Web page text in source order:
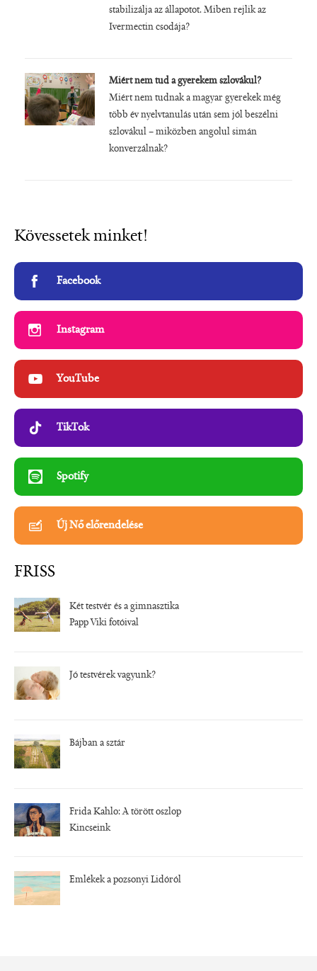
stabilizálja az állapotot. Miben rejlik az
Ivermectin csodája?
Miért nem tud a gyerekem szlovákul?
Miért nem tudnak a magyar gyerekek még
több év nyelvtanulás után sem jól beszélni
szlovákul – miközben angolul simán
konverzálnak?
Kövessetek minket!
Facebook
Instagram
YouTube
TikTok
Spotify
Új Nő előrendelése
FRISS
Két testvér és a gimnasztika
Papp Viki fotóival
Jó testvérek vagyunk?
Bájban a sztár
Frida Kahlo: A törött oszlop
Kincseink
Emlékek a pozsonyi Lidóról